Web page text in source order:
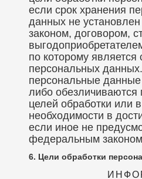
если срок хранения
данных не
законом, договором,
по которому является
персональных
персональные
либо обезличиваются
целей обработки или
необходимости в
если иное не
федеральным
6. Цели обработки